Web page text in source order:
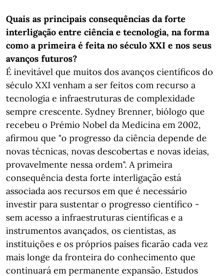
Quais as principais consequências da forte
interligação entre ciência e tecnologia, na forma
como a primeira é feita no século XXI e nos seus
avanços futuros?
É inevitável que muitos dos avanços científicos do
século XXI venham a ser feitos com recurso a
tecnologia e infraestruturas de complexidade
sempre crescente. Sydney Brenner, biólogo que
recebeu o Prémio Nobel da Medicina em 2002,
afirmou que "o progresso da ciência depende de
novas técnicas, novas descobertas e novas ideias,
provavelmente nessa ordem". A primeira
consequência desta forte interligação está
associada aos recursos em que é necessário
investir para sustentar o progresso científico -
sem acesso a infraestruturas científicas e a
instrumentos avançados, os cientistas, as
instituições e os próprios países ficarão cada vez
mais longe da fronteira do conhecimento que
continuará em permanente expansão. Estudos